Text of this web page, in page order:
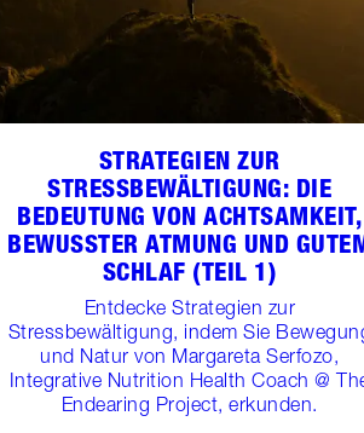
STRATEGIEN ZUR
STRESSBEWÄLTIGUNG: DIE
BEDEUTUNG VON ACHTSAMKEIT,
BEWUSSTER ATMUNG UND
SCHLAF (TEIL 1)
Entdecke Strategien zur
Stressbewältigung, indem Sie
und Natur von Margareta Serfozo,
Integrative Nutrition Health Coach @
Endearing Project, erkunden.